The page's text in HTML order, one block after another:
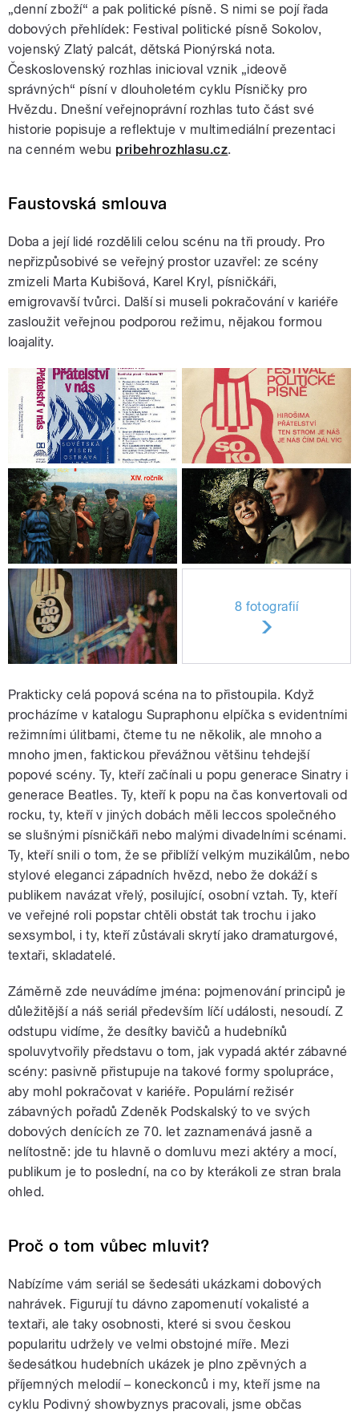
„denní zboží“ a pak politické písně. S nimi se pojí řada
dobových přehlídek: Festival politické písně Sokolov,
vojenský Zlatý palcát, dětská Pionýrská nota.
Československý rozhlas inicioval vznik „ideově
správných“ písní v dlouholetém cyklu Písničky pro
Hvězdu. Dnešní veřejnoprávní rozhlas tuto část své
historie popisuje a reflektuje v multimediální prezentaci
na cenném webu pribehrozhlasu.cz.
Faustovská smlouva
Doba a její lidé rozdělili celou scénu na tři proudy. Pro
nepřizpůsobivé se veřejný prostor uzavřel: ze scény
zmizeli Marta Kubišová, Karel Kryl, písničkáři,
emigrovavší tvůrci. Další si museli pokračování v kariéře
zasloužit veřejnou podporou režimu, nějakou formou
loajality.
8 fotografií
Prakticky celá popová scéna na to přistoupila. Když
procházíme v katalogu Supraphonu elpíčka s evidentními
režimními úlitbami, čteme tu ne několik, ale mnoho a
mnoho jmen, faktickou převážnou většinu tehdejší
popové scény. Ty, kteří začínali u popu generace Sinatry i
generace Beatles. Ty, kteří k popu na čas konvertovali od
rocku, ty, kteří v jiných dobách měli leccos společného
se slušnými písničkáři nebo malými divadelními scénami.
Ty, kteří snili o tom, že se přiblíží velkým muzikálům, nebo
stylové eleganci západních hvězd, nebo že dokáží s
publikem navázat vřelý, posilující, osobní vztah. Ty, kteří
ve veřejné roli popstar chtěli obstát tak trochu i jako
sexsymbol, i ty, kteří zůstávali skrytí jako dramaturgové,
textaři, skladatelé.
Záměrně zde neuvádíme jména: pojmenování principů je
důležitější a náš seriál především líčí události, nesoudí. Z
odstupu vidíme, že desítky bavičů a hudebníků
spoluvytvořily představu o tom, jak vypadá aktér zábavné
scény: pasivně přistupuje na takové formy spolupráce,
aby mohl pokračovat v kariéře. Populární režisér
zábavných pořadů Zdeněk Podskalský to ve svých
dobových denících ze 70. let zaznamenává jasně a
nelítostně: jde tu hlavně o domluvu mezi aktéry a mocí,
publikum je to poslední, na co by kterákoli ze stran brala
ohled.
Proč o tom vůbec mluvit?
Nabízíme vám seriál se šedesáti ukázkami dobových
nahrávek. Figurují tu dávno zapomenutí vokalisté a
textaři, ale taky osobnosti, které si svou českou
popularitu udržely ve velmi obstojné míře. Mezi
šedesátkou hudebních ukázek je plno zpěvných a
příjemných melodií – koneckonců i my, kteří jsme na
cyklu Podivný showbyznys pracovali, jsme občas